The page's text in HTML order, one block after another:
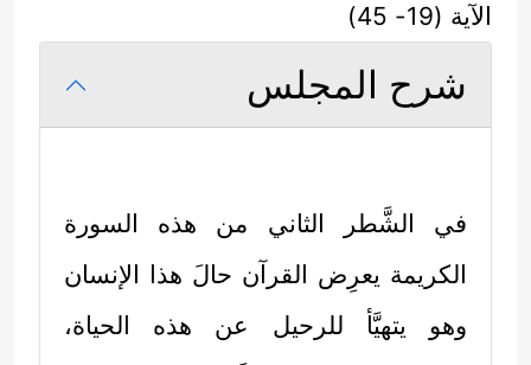
الآية (19- 45)
شرح المجلس
في الشَّطر الثاني من هذه السورة
الكريمة يعرِض القرآن حالَ هذا الإنسان
وهو يتهيَّأ للرحيل عن هذه الحياة،